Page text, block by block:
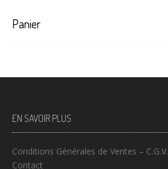
Panier
EN SAVOIR PLUS
Conditions Générales de Ventes – C.G.V.
Contact